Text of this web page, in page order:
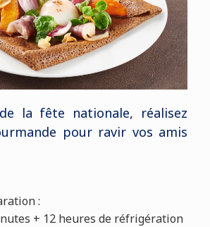
la fête nationale, réalisez
pour ravir vos amis
:
+ 12 heures de réfrigération